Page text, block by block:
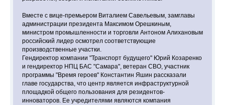
Вместе с вице-премьером Виталием Савельевым, замглавы
администрации президента Максимом Орешкиным,
министром промышленности и торговли Антоном Алихановым
российский лидер осмотрел соответствующие
производственные участки.
Гендиректор компании "Транспорт будущего" Юрий Козаренко
и гендиректор НПЦ БАС "Самара", ветеран СВО, участник
программы "Время героев" Константин Яшин рассказали
главе государства, что центр является инфраструктурной
площадкой общего пользования для резидентов-
инноваторов. Ее учредителями являются компания